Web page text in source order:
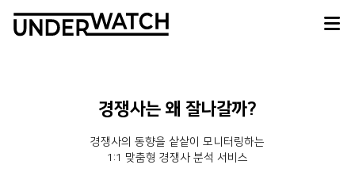
경쟁사는 왜 잘나갈까?
경쟁사의 동향을 샅샅이 모니터링하는
1:1 맞춤형 경쟁사 분석 서비스